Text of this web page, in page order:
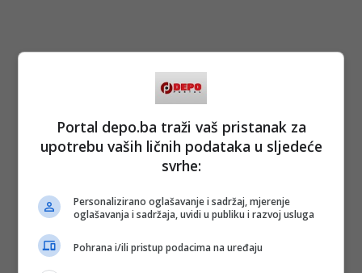
Portal depo.ba traži vaš pristanak za
upotrebu vaših ličnih podataka u sljedeće
svrhe:
Personalizirano oglašavanje i sadržaj, mjerenje
oglašavanja i sadržaja, uvidi u publiku i razvoj usluga
Pohrana i/ili pristup podacima na uređaju